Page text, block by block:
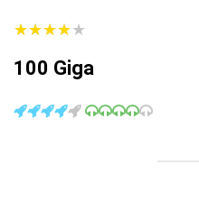
★★★★★
★★★★★
100 Giga